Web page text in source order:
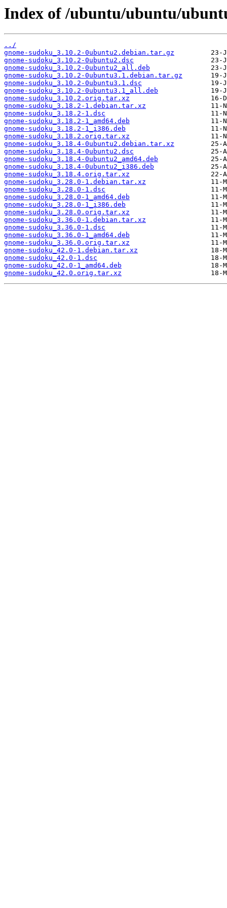
Index of /ubuntu/ubuntu/
../
gnome-sudoku_3.10.2-0ubuntu2.debian.tar.gz
gnome-sudoku_3.10.2-0ubuntu2.dsc
gnome-sudoku_3.10.2-0ubuntu2_all.deb
gnome-sudoku_3.10.2-0ubuntu3.1.debian.tar.gz
gnome-sudoku_3.10.2-0ubuntu3.1.dsc
gnome-sudoku_3.10.2-0ubuntu3.1_all.deb
gnome-sudoku_3.10.2.orig.tar.xz
gnome-sudoku_3.18.2-1.debian.tar.xz
gnome-sudoku_3.18.2-1.dsc
gnome-sudoku_3.18.2-1_amd64.deb
gnome-sudoku_3.18.2-1_i386.deb
gnome-sudoku_3.18.2.orig.tar.xz
gnome-sudoku_3.18.4-0ubuntu2.debian.tar.xz
gnome-sudoku_3.18.4-0ubuntu2.dsc
gnome-sudoku_3.18.4-0ubuntu2_amd64.deb
gnome-sudoku_3.18.4-0ubuntu2_i386.deb
gnome-sudoku_3.18.4.orig.tar.xz
gnome-sudoku_3.28.0-1.debian.tar.xz
gnome-sudoku_3.28.0-1.dsc
gnome-sudoku_3.28.0-1_amd64.deb
gnome-sudoku_3.28.0-1_i386.deb
gnome-sudoku_3.28.0.orig.tar.xz
gnome-sudoku_3.36.0-1.debian.tar.xz
gnome-sudoku_3.36.0-1.dsc
gnome-sudoku_3.36.0-1_amd64.deb
gnome-sudoku_3.36.0.orig.tar.xz
gnome-sudoku_42.0-1.debian.tar.xz
gnome-sudoku_42.0-1.dsc
gnome-sudoku_42.0-1_amd64.deb
gnome-sudoku_42.0.orig.tar.xz